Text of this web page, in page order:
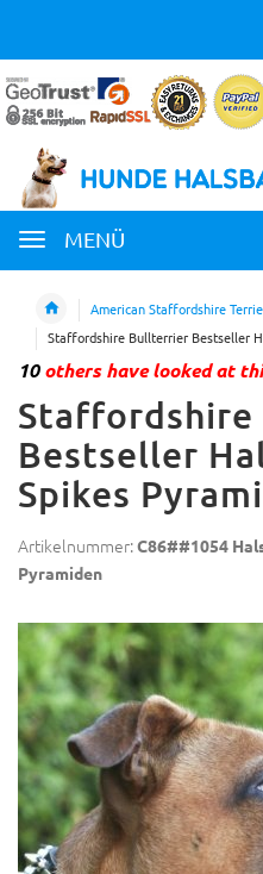
MENÜ
American Staffordshire
Staffordshire Bullterrier Bestseller
10others have looked at
Bestseller
Spikes
Artikelnummer:C86##1054
Pyramiden